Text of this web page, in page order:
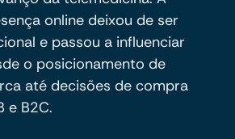
online deixou de ser
e passou a influenciar
o posicionamento de
até decisões de compra
e B2C.